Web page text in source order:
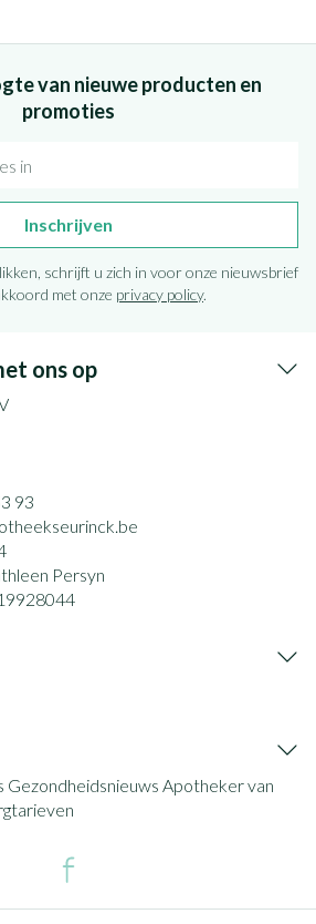
van nieuwe producten en
promoties
Inschrijven
schrijft u zich in voor onze nieuwsbrief
met onze privacy policy.
ons op
93
Persyn
Gezondheidsnieuws Apotheker van